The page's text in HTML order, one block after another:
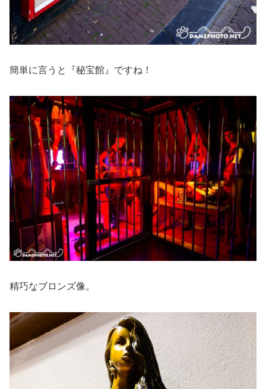
簡単に言うと『秘宝館』ですね！
精巧なブロンズ像。